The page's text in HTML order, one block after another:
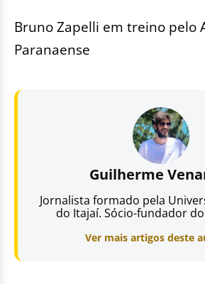
Bruno Zapelli em treino pelo
Paranaense
Guilherme
Jornalista formado pela
do Itajaí. Sócio-fundador
Ver mais artigos deste